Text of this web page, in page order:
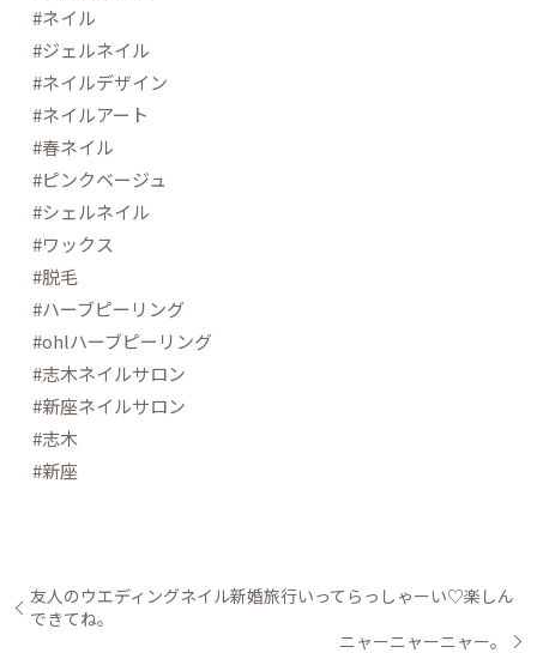
#ネイル
#ジェルネイル
#ネイルデザイン
#ネイルアート
#春ネイル
#ピンクベージュ
#シェルネイル
#ワックス
#脱毛
#ハーブピーリング
#ohlハーブピーリング
#志木ネイルサロン
#新座ネイルサロン
#志木
#新座
友人のウエディングネイル新婚旅行いってらっしゃーい♡楽しん
できてね。
ニャーニャーニャー。